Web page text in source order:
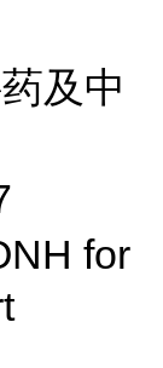
及中
for